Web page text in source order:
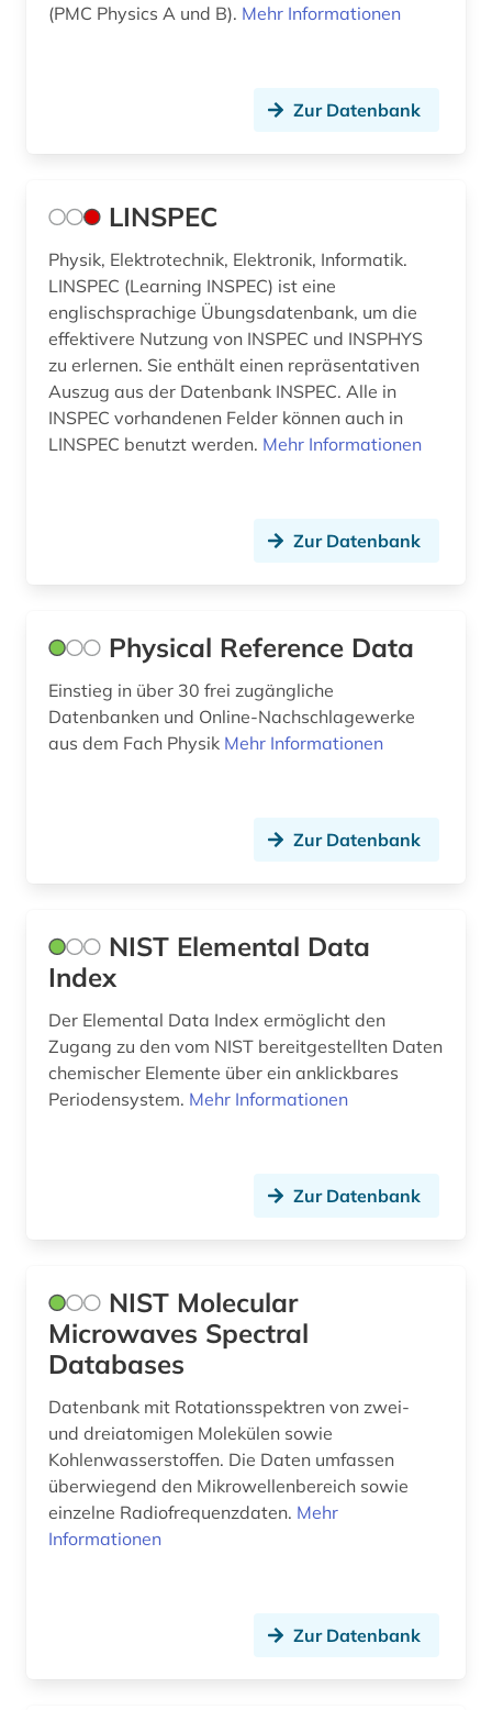
(PMC Physics A und B). Mehr Informationen
Zur Datenbank
LINSPEC
Physik, Elektrotechnik, Elektronik, Informatik.
LINSPEC (Learning INSPEC) ist eine
englischsprachige Übungsdatenbank, um die
effektivere Nutzung von INSPEC und INSPHYS
zu erlernen. Sie enthält einen repräsentativen
Auszug aus der Datenbank INSPEC. Alle in
INSPEC vorhandenen Felder können auch in
LINSPEC benutzt werden. Mehr Informationen
Zur Datenbank
Physical Reference Data
Einstieg in über 30 frei zugängliche
Datenbanken und Online-Nachschlagewerke
aus dem Fach Physik Mehr Informationen
Zur Datenbank
NIST Elemental Data
Index
Der Elemental Data Index ermöglicht den
Zugang zu den vom NIST bereitgestellten Daten
chemischer Elemente über ein anklickbares
Periodensystem. Mehr Informationen
Zur Datenbank
NIST Molecular
Microwaves Spectral
Databases
Datenbank mit Rotationsspektren von zwei-
und dreiatomigen Molekülen sowie
Kohlenwasserstoffen. Die Daten umfassen
überwiegend den Mikrowellenbereich sowie
einzelne Radiofrequenzdaten. Mehr
Informationen
Zur Datenbank